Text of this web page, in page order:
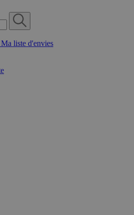
Ma liste d'envies